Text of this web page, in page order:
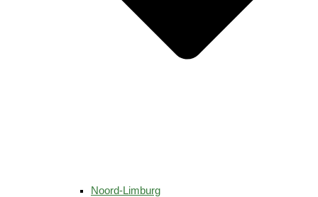
Noord-Limburg